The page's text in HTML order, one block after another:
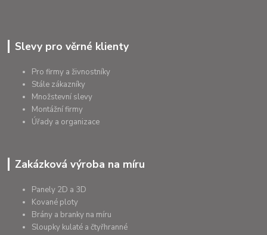
Slevy pro věrné klienty
Pro firmy a živnostníky
Stále zákazníky
Množstevní slevy
Montážní firmy
Úřady a organizace
Zakázková výroba na míru
Panely 2D a 3D
Kované ploty
Brány a branky na míru
Sloupky kulaté a čtyřhranné